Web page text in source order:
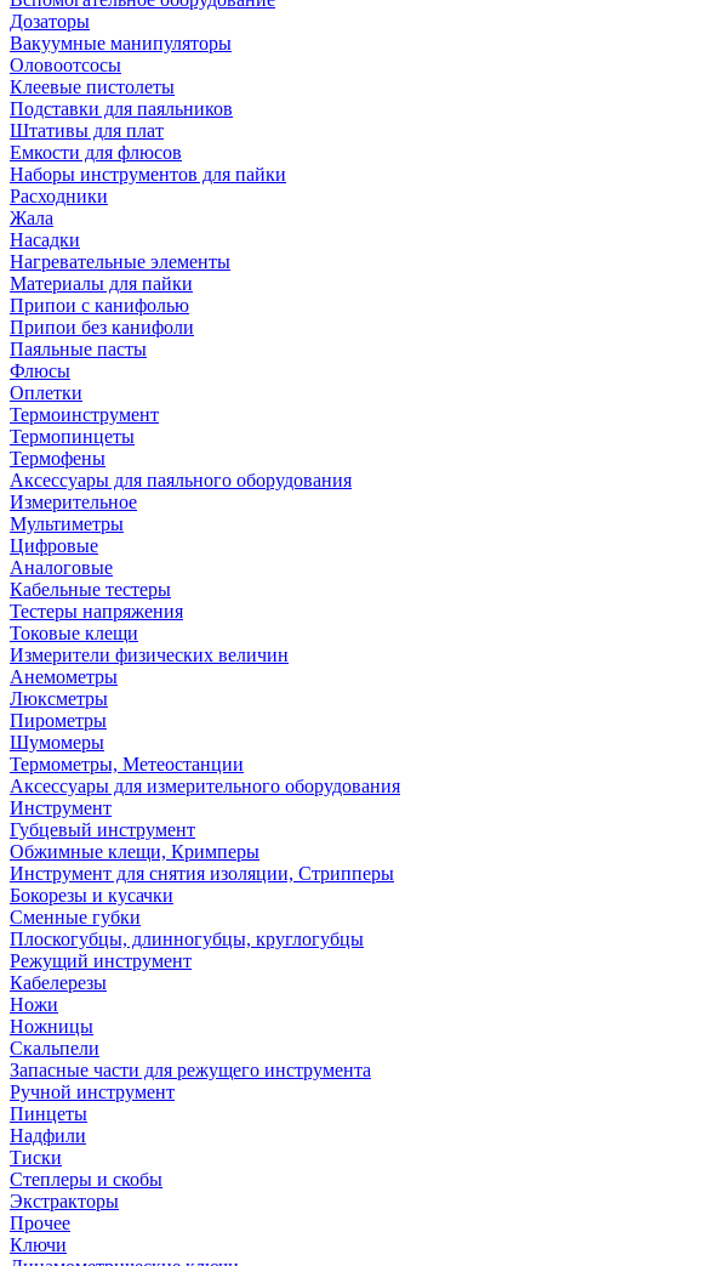
Дозаторы
Вакуумные манипуляторы
Оловоотсосы
Клеевые пистолеты
Подставки для паяльников
Штативы для плат
Емкости для флюсов
Наборы инструментов для пайки
Расходники
Жала
Насадки
Нагревательные элементы
Материалы для пайки
Припои с канифолью
Припои без канифоли
Паяльные пасты
Флюсы
Оплетки
Термоинструмент
Термопинцеты
Термофены
Аксессуары для паяльного оборудования
Измерительное
Мультиметры
Цифровые
Аналоговые
Кабельные тестеры
Тестеры напряжения
Токовые клещи
Измерители физических величин
Анемометры
Люксметры
Пирометры
Шумомеры
Термометры, Метеостанции
Аксессуары для измерительного оборудования
Инструмент
Губцевый инструмент
Обжимные клещи, Кримперы
Инструмент для снятия изоляции, Стрипперы
Бокорезы и кусачки
Сменные губки
Плоскогубцы, длинногубцы, круглогубцы
Режущий инструмент
Кабелерезы
Ножи
Ножницы
Скальпели
Запасные части для режущего инструмента
Ручной инструмент
Пинцеты
Надфили
Тиски
Степлеры и скобы
Экстракторы
Прочее
Ключи